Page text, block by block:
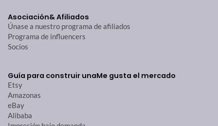
Asociación& Afiliados
Únase a nuestro programa de afiliados
Programa de influencers
Socios
Guía para construir unaMe gusta el mercado
Etsy
Amazonas
eBay
Alibaba